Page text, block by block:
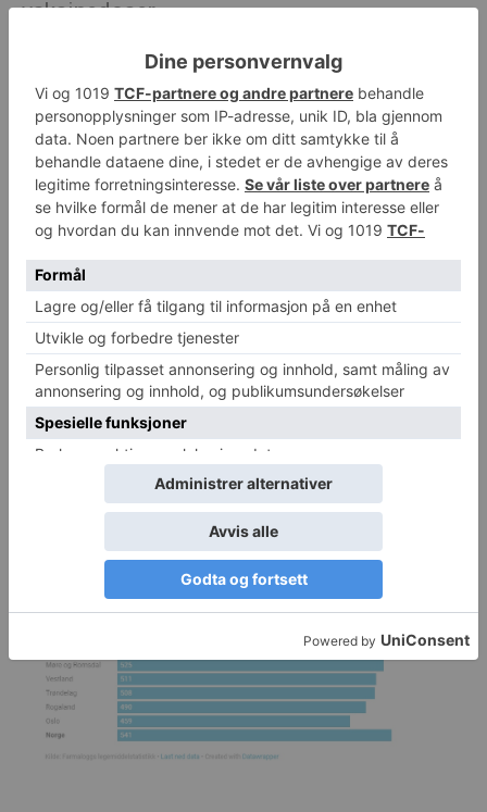
vaksinedoser
Det kinesiske farmasiselskapet SinoPharm
starter produksjon av corona-vaksine
Michael Breines Oredam - 18. august 2020